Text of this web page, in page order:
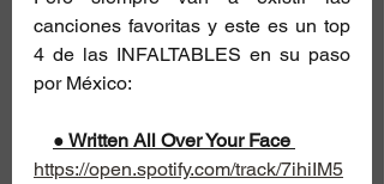
canciones favoritas y este es un top
4 de las INFALTABLES en su paso
por México:
● Written All Over Your Face
https://open.spotify.com/track/7ihiIM5